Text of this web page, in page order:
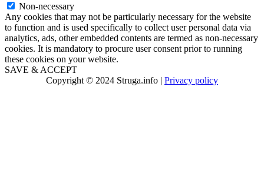
Non-necessary
Any cookies that may not be particularly necessary for the website
to function and is used specifically to collect user personal data via
analytics, ads, other embedded contents are termed as non-necessary
cookies. It is mandatory to procure user consent prior to running
these cookies on your website.
SAVE & ACCEPT
Copyright © 2024 Struga.info | Privacy policy